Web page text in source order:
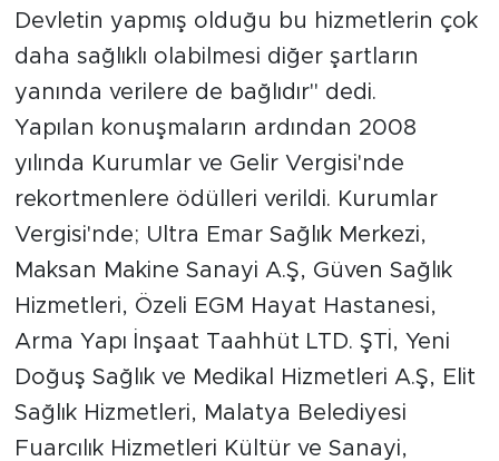
Devletin yapmış olduğu bu hizmetlerin çok
daha sağlıklı olabilmesi diğer şartların
yanında verilere de bağlıdır" dedi.
Yapılan konuşmaların ardından 2008
yılında Kurumlar ve Gelir Vergisi'nde
rekortmenlere ödülleri verildi. Kurumlar
Vergisi'nde; Ultra Emar Sağlık Merkezi,
Maksan Makine Sanayi A.Ş, Güven Sağlık
Hizmetleri, Özeli EGM Hayat Hastanesi,
Arma Yapı İnşaat Taahhüt LTD. ŞTİ, Yeni
Doğuş Sağlık ve Medikal Hizmetleri A.Ş, Elit
Sağlık Hizmetleri, Malatya Belediyesi
Fuarcılık Hizmetleri Kültür ve Sanayi,